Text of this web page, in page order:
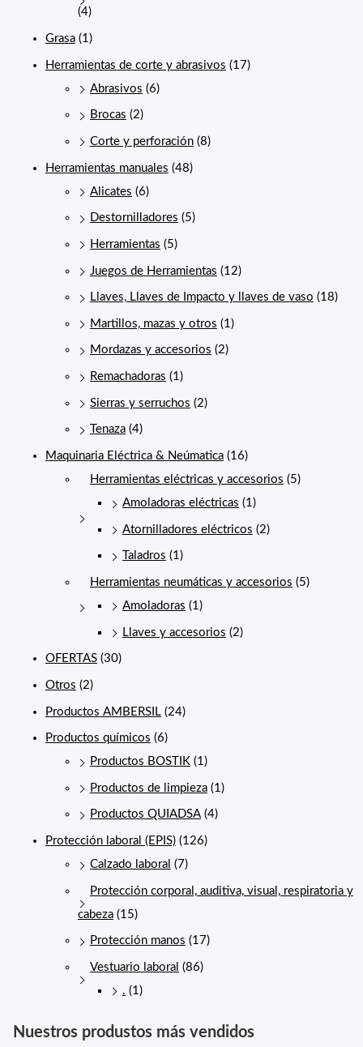
(4)
Grasa (1)
Herramientas de corte y abrasivos (17)
Abrasivos (6)
Brocas (2)
Corte y perforación (8)
Herramientas manuales (48)
Alicates (6)
Destornilladores (5)
Herramientas (5)
Juegos de Herramientas (12)
Llaves, Llaves de Impacto y llaves de vaso (18)
Martillos, mazas y otros (1)
Mordazas y accesorios (2)
Remachadoras (1)
Sierras y serruchos (2)
Tenaza (4)
Maquinaria Eléctrica & Neúmatica (16)
Herramientas eléctricas y accesorios (5)
Amoladoras eléctricas (1)
Atornilladores eléctricos (2)
Taladros (1)
Herramientas neumáticas y accesorios (5)
Amoladoras (1)
Llaves y accesorios (2)
OFERTAS (30)
Otros (2)
Productos AMBERSIL (24)
Productos químicos (6)
Productos BOSTIK (1)
Productos de limpieza (1)
Productos QUIADSA (4)
Protección laboral (EPIS) (126)
Calzado laboral (7)
Protección corporal, auditiva, visual, respiratoria y
cabeza (15)
Protección manos (17)
Vestuario laboral (86)
. (1)
Nuestros produstos más vendidos